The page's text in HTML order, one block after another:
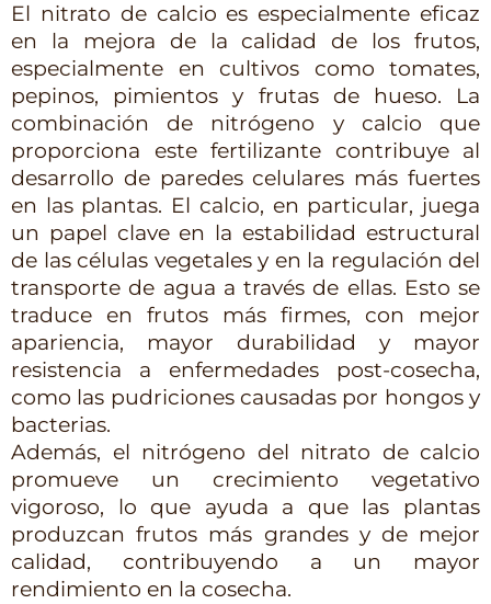
El nitrato de calcio es especialmente eficaz
en la mejora de la calidad de los frutos,
especialmente en cultivos como tomates,
pepinos, pimientos y frutas de hueso. La
combinación de nitrógeno y calcio que
proporciona este fertilizante contribuye al
desarrollo de paredes celulares más fuertes
en las plantas. El calcio, en particular, juega
un papel clave en la estabilidad estructural
de las células vegetales y en la regulación del
transporte de agua a través de ellas. Esto se
traduce en frutos más firmes, con mejor
apariencia, mayor durabilidad y mayor
resistencia a enfermedades post-cosecha,
como las pudriciones causadas por hongos y
bacterias.
Además, el nitrógeno del nitrato de calcio
promueve un crecimiento vegetativo
vigoroso, lo que ayuda a que las plantas
produzcan frutos más grandes y de mejor
calidad, contribuyendo a un mayor
rendimiento en la cosecha.